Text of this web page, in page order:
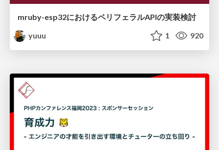
mruby-esp32におけるペリフェラルAPIの実装検討
yuuu
1 920